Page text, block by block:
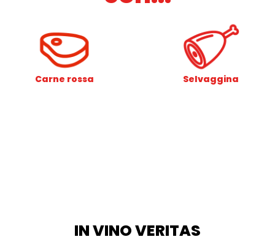
Carne rossa Selvaggina
IN VINO VERITAS